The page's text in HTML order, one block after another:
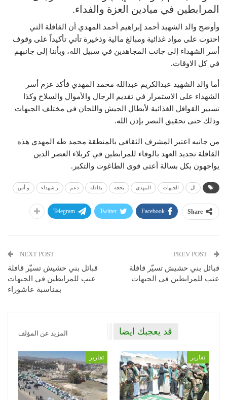
المرابطين في ميادين العزة والفداء.
وأوضح والد الشهيد أحمد إبراهيم أحمد المهدي أن القافلة التي
احتوت على مواد غذائية ومبالغ مالية وذخيرة تأتي تأكيداً على وقوف
أسر الشهداء إلى جانب المجاهدين في سبيل الله، وبأننا إلى جانبهم
في كل الاوقات.
أما والد الشهيد عبدالكريم عبدالله محمد المهدي فأكد عزم أسر
الشهداء على الاستمرار في تقديم الرجال والأموال والسلاح وكذا
تسيير القوافل الغذائية لأبطال الجيش واللجان في مختلف الجبهات
وذلك حتى تحقيق النصر بإذن الله.
من جانبه اعتبر المشرف الثقافي بالمنطقة محمد طه المهدي هذه
القافلة تجديد العهد بالوفاء للمرابطين في كربلاء العصر الذين
يواجهون بكل بسالة أعتى قوى الطاغوت والتكبر.
آل الجبهات المهدي بحجة بقافلة دعم ر شهداء و أس
Share
Facebook
Twitter
Telegram
قبائل بني حشيش تسيّر قافلة
عنب للمرابطين في الجبهات
NEXT POST
قبائل بني حشيش تسيّر قافلة
عنب للمرابطين في الجبهات
بمناسبة عاشوراء
قد يعجبك ايضا المزيد عن المؤلف
تقارير تقارير